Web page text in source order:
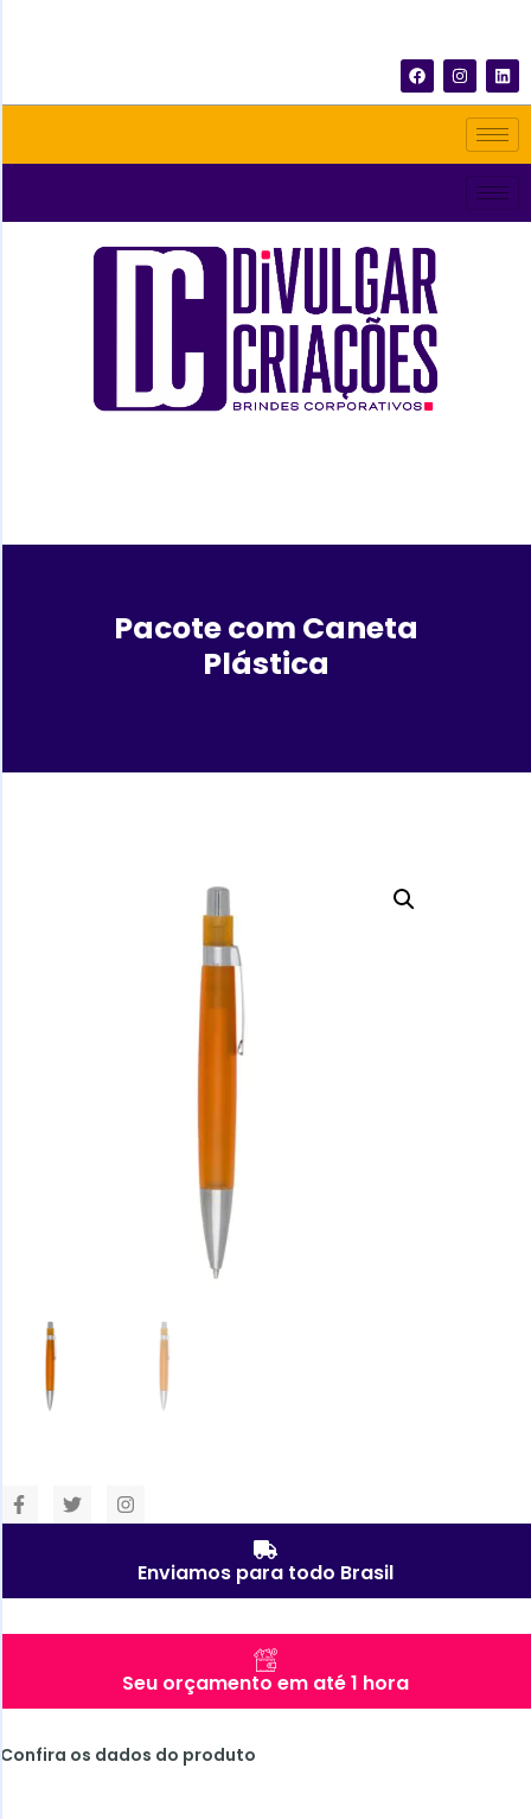
Pacote com Caneta
Plástica
Enviamos para todo Brasil
Seu orçamento em até 1 hora
Confira os dados do produto